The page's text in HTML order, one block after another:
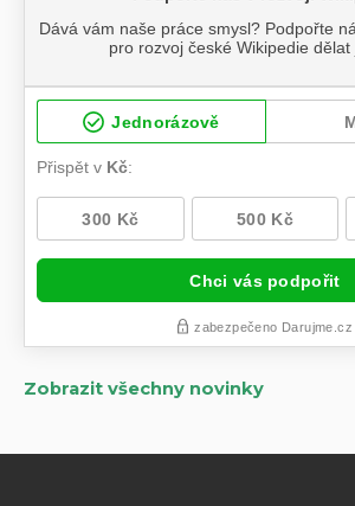
Zobrazit všechny novinky